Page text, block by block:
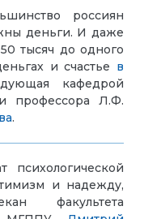
россиян
деньги. И даже
тысяч до одного
и счастье в
кафедрой
профессора Л.Ф.
.
психологической
и надежду,
факультета